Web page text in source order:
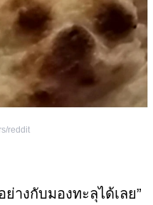
reddit
างกับมองทะลุได้เลย”